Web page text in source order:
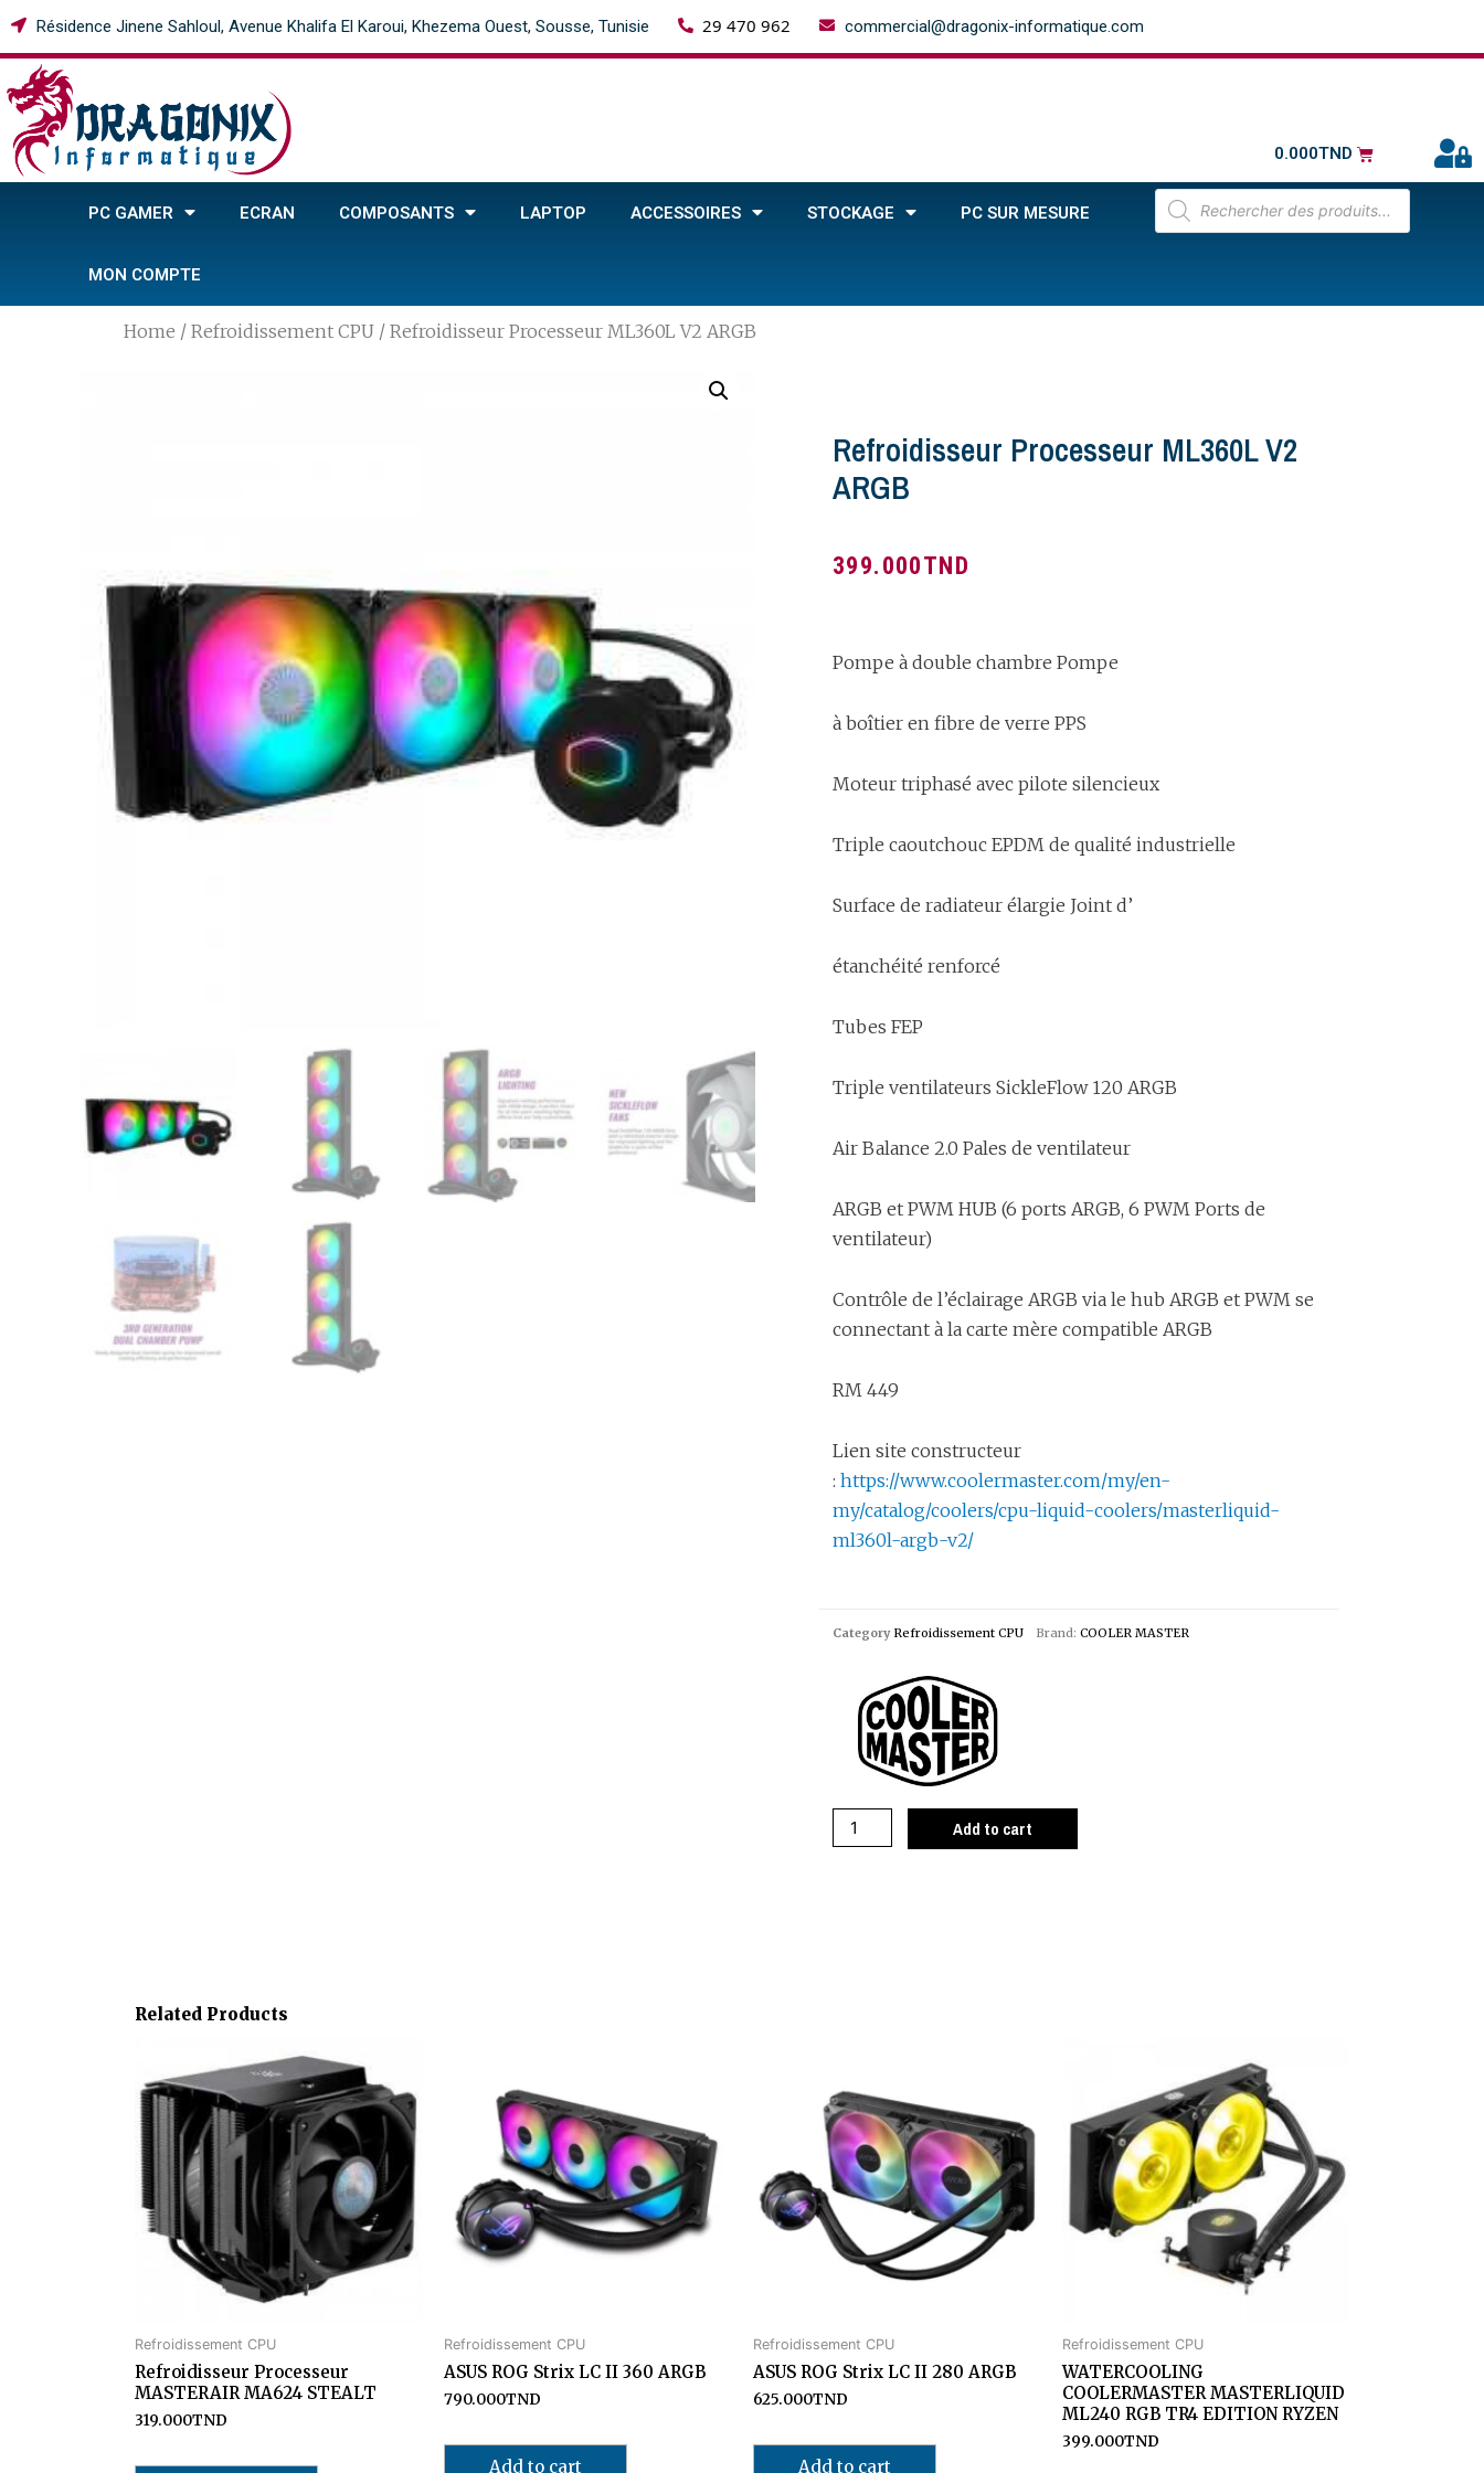
Résidence Jinene Sahloul, Avenue Khalifa El Karoui, Khezema Ouest, Sousse, Tunisie 29 470 962 commercial@dragonix-informatique.com
0.000TND
PC GAMER ECRAN COMPOSANTS LAPTOP ACCESSOIRES STOCKAGE PC SUR MESURE
MON COMPTE
Home / Refroidissement CPU / Refroidisseur Processeur ML360L V2 ARGB
Refroidisseur Processeur ML360L V2
ARGB
399.000TND
Pompe à double chambre Pompe
à boîtier en fibre de verre PPS
Moteur triphasé avec pilote silencieux
Triple caoutchouc EPDM de qualité industrielle
Surface de radiateur élargie Joint d’
étanchéité renforcé
Tubes FEP
Triple ventilateurs SickleFlow 120 ARGB
Air Balance 2.0 Pales de ventilateur
ARGB et PWM HUB (6 ports ARGB, 6 PWM Ports de
ventilateur)
Contrôle de l’éclairage ARGB via le hub ARGB et PWM se
connectant à la carte mère compatible ARGB
RM 449
Lien site constructeur
: https://www.coolermaster.com/my/en-
my/catalog/coolers/cpu-liquid-coolers/masterliquid-
ml360l-argb-v2/
Category Refroidissement CPU Brand:COOLER MASTER
Add to cart
Related Products
Refroidissement CPU
Refroidisseur Processeur
MASTERAIR MA624 STEALT
319.000TND
Refroidissement CPU
ASUS ROG Strix LC II 360 ARGB
790.000TND
Add to cart
Refroidissement CPU
ASUS ROG Strix LC II 280 ARGB
625.000TND
Add to cart
Refroidissement CPU
WATERCOOLING
COOLERMASTER MASTERLIQUID
ML240 RGB TR4 EDITION RYZEN
399.000TND